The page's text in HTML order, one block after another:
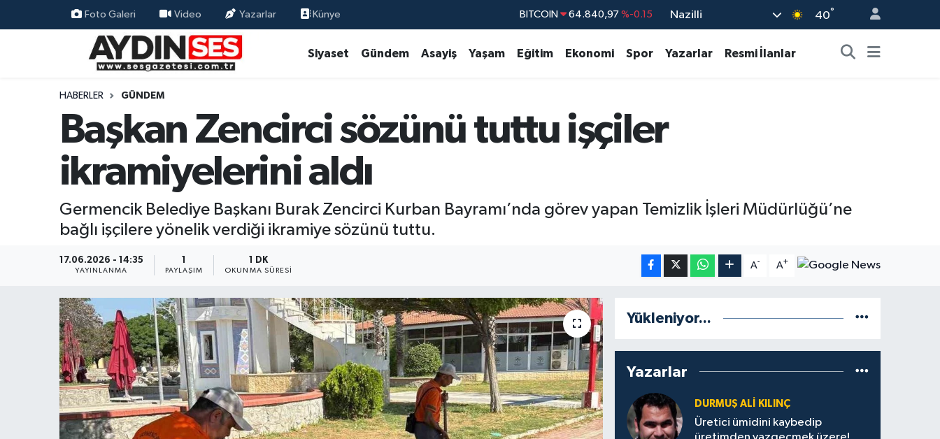
Foto Galeri Video Yazarlar Künye DOLAR 47,7436 %0.18
BİST100 13.779 %-14
BITCOIN 64.840,97 %-0.15
Nazilli 40°
Siyaset Gündem Asayiş Yaşam Eğitim Ekonomi Spor Yazarlar Resmi İlanlar
HABERLER GÜNDEM
Başkan Zencirci sözünü tuttu işçiler
ikramiyelerini aldı
Germencik Belediye Başkanı Burak Zencirci Kurban Bayramı’nda görev yapan Temizlik İşleri Müdürlüğü’ne
bağlı işçilere yönelik verdiği ikramiye sözünü tuttu.
17.06.2026 - 14:35
YAYINLANMA PAYLAŞIM
1 DK
OKUNMA SÜRESI
A- A+
Yükleniyor...
Yazarlar
DURMUŞ ALI KILINÇ
Üretici ümidini kaybedip
Siyaset
Ekonomi
Eğitim
Kültür Sanat
Spor
Aydın Nöbetçi Eczaneler
Aydın Hava Durumu
Aydin Namaz Vakitleri
Aydın Trafik Yoğunluk Haritası
Süper Lig Puan Durumu ve Fikstür
Tüm Manşetler
Son Dakika Haberleri
Haber Arşivi